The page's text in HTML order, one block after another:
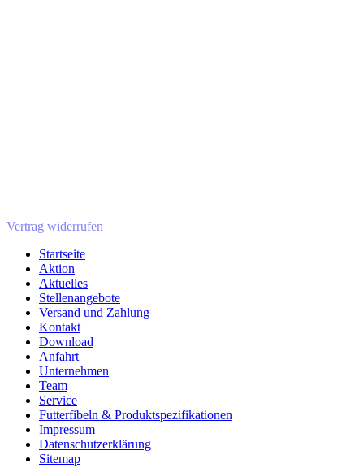
Vertrag widerrufen
Startseite
Aktion
Aktuelles
Stellenangebote
Versand und Zahlung
Kontakt
Download
Anfahrt
Unternehmen
Team
Service
Futterfibeln & Produktspezifikationen
Impressum
Datenschutzerklärung
Sitemap